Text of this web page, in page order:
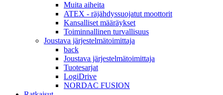
Muita aiheita
ATEX - räjähdyssuojatut moottorit
Kansalliset määräykset
Toiminnallinen turvallisuus
Joustava järjestelmätoimittaja
back
Joustava järjestelmätoimittaja
Tuotesarjat
LogiDrive
NORDAC FUSION